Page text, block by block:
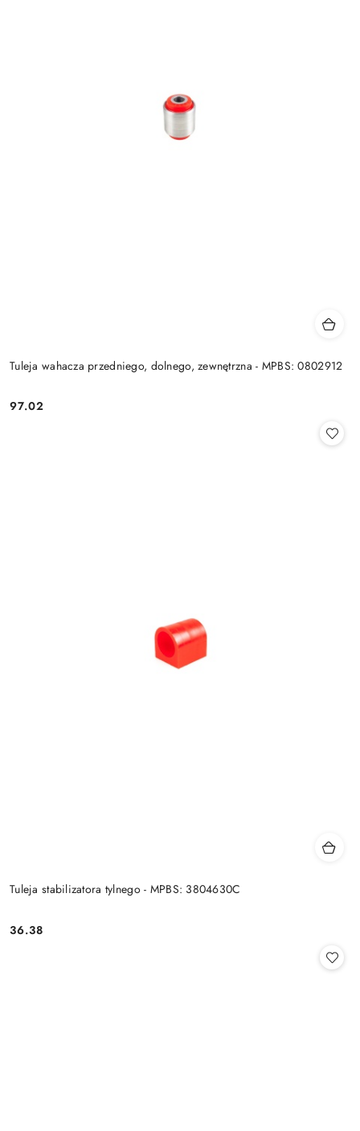
Tuleja wahacza przedniego, dolnego, zewnętrzna - MPBS: 0802912
Cena:
97.02
Tuleja stabilizatora tylnego - MPBS: 3804630C
Cena:
36.38